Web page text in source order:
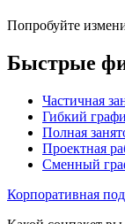
Попробуйте
Быстрые
Частичная
Гибкий
Полная
Проектная
Сменный
Корпоративная